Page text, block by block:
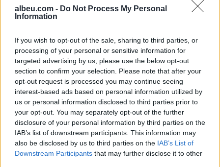
albeu.com - Do Not Process My Personal
Information
If you wish to opt-out of the sale, sharing to third parties, or
processing of your personal or sensitive information for
targeted advertising by us, please use the below opt-out
section to confirm your selection. Please note that after your
opt-out request is processed you may continue seeing
interest-based ads based on personal information utilized by
us or personal information disclosed to third parties prior to
your opt-out. You may separately opt-out of the further
disclosure of your personal information by third parties on the
IAB’s list of downstream participants. This information may
also be disclosed by us to third parties on the IAB’s List of
Downstream Participants that may further disclose it to other
manipuluar persona realë